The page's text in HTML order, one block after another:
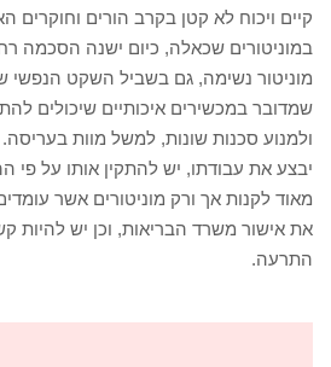
קיים ויכוח לא קטן בקרב הורים וחוקרים
במוניטורים שכאלה, כיום ישנה הסכמה
מוניטור נשימה, גם בשביל השקט הנפשי
שמדובר במכשירים איכותיים שיכולים
ולמנוע סכנות שונות, למשל מוות
יבצע את עבודתו, יש להתקין אותו על פי
מאוד לקנות אך ורק מוניטורים אשר
את אישור משרד הבריאות, וכן יש להיות
התרעה.